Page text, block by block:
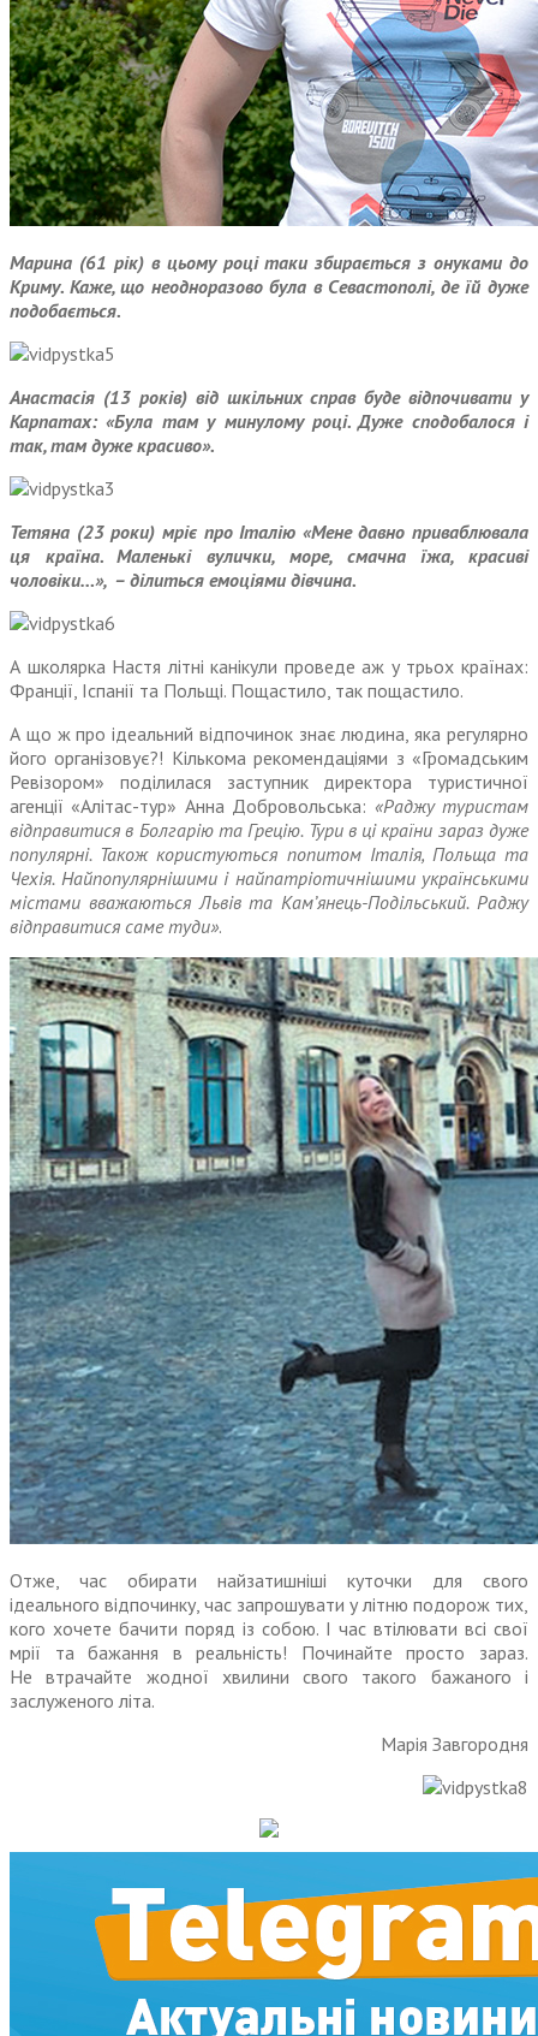
Марина (61 рік) в цьому році таки збирається з онуками до
Криму. Каже, що неодноразово була в Севастополі, де їй дуже
подобається.
Анастасія (13 років) від шкільних справ буде відпочивати у
Карпатах: «Була там у минулому році. Дуже сподобалося і
так, там дуже красиво».
Тетяна (23 роки) мріє про Італію «Мене давно приваблювала
ця країна. Маленькі вулички, море, смачна їжа, красиві
чоловіки…», – ділиться емоціями дівчина.
А школярка Настя літні канікули проведе аж у трьох країнах:
Франції, Іспанії та Польщі. Пощастило, так пощастило.
А що ж про ідеальний відпочинок знає людина, яка регулярно
його організовує?! Кількома рекомендаціями з «Громадським
Ревізором» поділилася заступник директора туристичної
агенції «Алітас-тур» Анна Добровольська: «Рад­жу туристам
відправитися в Болгарію та Грецію. Тури в ці країни зараз дуже
популярні. Також користуються попитом Італія, Польща та
Чехія. Найпопулярнішими і найпатріотичнішими українськими
містами вважаються Львів та Кам’янець-Подільський. Раджу
відправитися саме туди».
Отже, час обирати найзатишніші куточки для свого
ідеального відпочинку, час запрошувати у літню подорож тих,
кого хочете бачити поряд із собою. І час втілювати всі свої
мрії та бажання в реальність! Починайте просто зараз.
Не втрачайте жодної хвилини свого такого бажаного і
заслуженого літа.
Марія Завгородня